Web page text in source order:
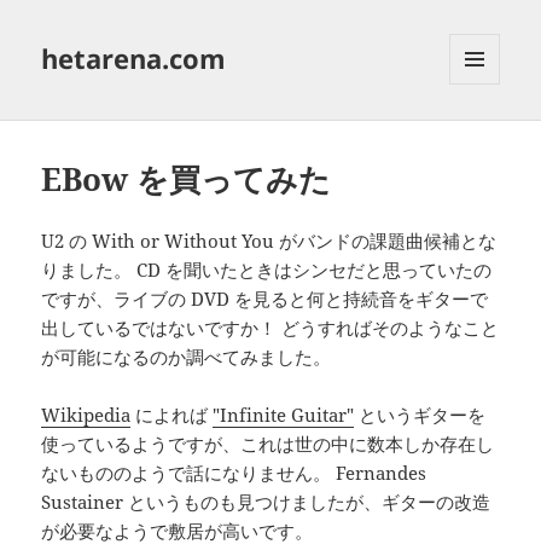
hetarena.com
ーとウ
EBow を買ってみた
U2 の With or Without You がバンドの課題曲候補とな
りました。 CD を聞いたときはシンセだと思っていたの
ですが、ライブの DVD を見ると何と持続音をギターで
出しているではないですか！ どうすればそのようなこと
が可能になるのか調べてみました。
Wikipedia によれば "Infinite Guitar" というギターを
使っているようですが、これは世の中に数本しか存在し
ないもののようで話になりません。 Fernandes
Sustainer というものも見つけましたが、ギターの改造
が必要なようで敷居が高いです。